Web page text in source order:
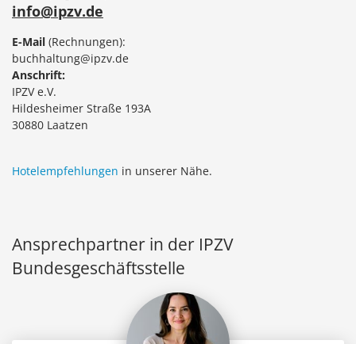
info@ipzv.de
E-Mail (Rechnungen):
buchhaltung@ipzv.de
Anschrift:
IPZV e.V.
Hildesheimer Straße 193A
30880 Laatzen
Hotelempfehlungen in unserer Nähe.
Ansprechpartner in der IPZV
Bundesgeschäftsstelle